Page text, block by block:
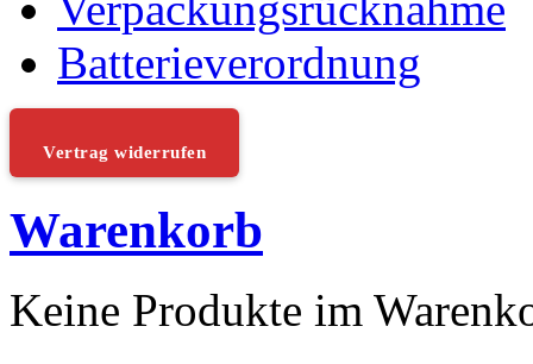
Batterieverordnung
Vertrag widerrufen
Warenkorb
Keine Produkte im